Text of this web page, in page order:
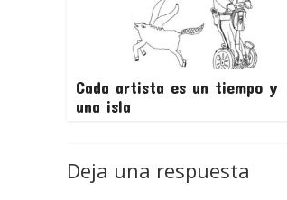
Cada artista es un tiempo y
una isla
Deja una respuesta